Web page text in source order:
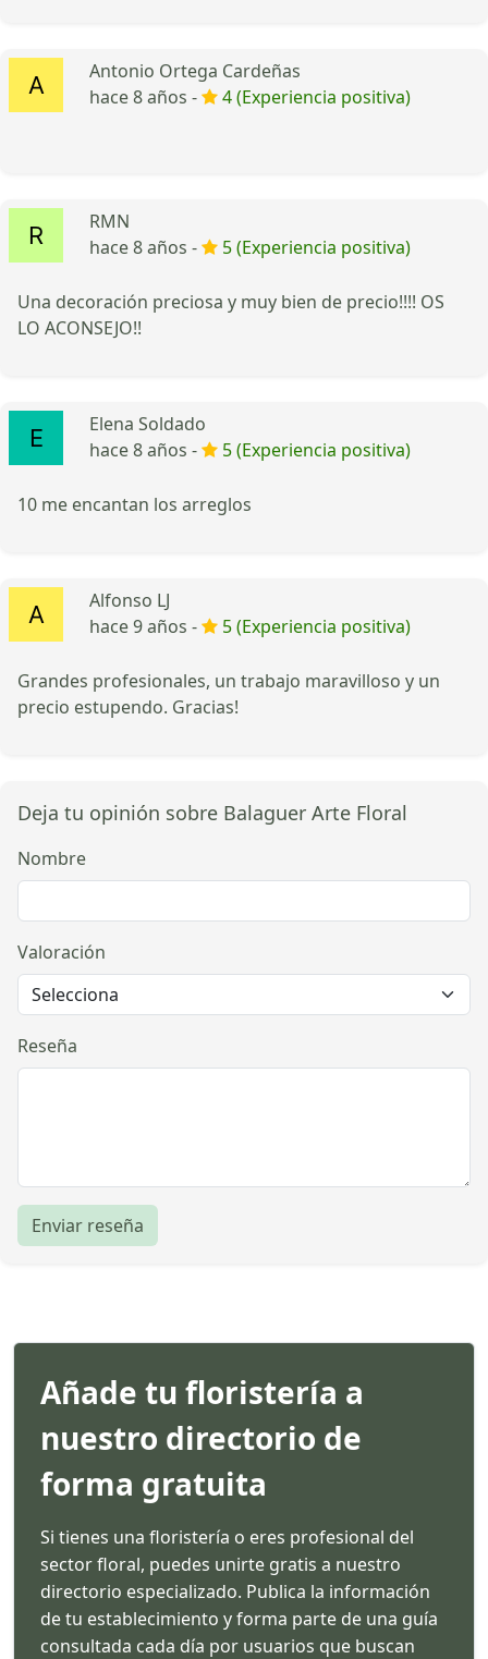
Antonio Ortega Cardeñas
hace 8 años -
4 (Experiencia positiva)
RMN
hace 8 años -
5 (Experiencia positiva)
Una decoración preciosa y muy bien de precio!!!! OS
LO ACONSEJO!!
Elena Soldado
hace 8 años -
5 (Experiencia positiva)
10 me encantan los arreglos
Alfonso LJ
hace 9 años -
5 (Experiencia positiva)
Grandes profesionales, un trabajo maravilloso y un
precio estupendo. Gracias!
Deja tu opinión sobre Balaguer Arte Floral
Nombre
Valoración
Reseña
Enviar reseña
Añade tu floristería a
nuestro directorio de
forma gratuita
Si tienes una floristería o eres profesional del
sector floral, puedes unirte gratis a nuestro
directorio especializado. Publica la información
de tu establecimiento y forma parte de una guía
consultada cada día por usuarios que buscan